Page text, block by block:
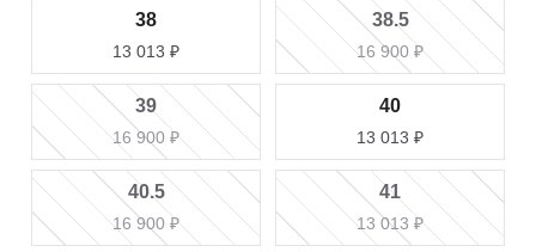
38
13 013 ₽
38.5
16 900 ₽
39
16 900 ₽
40
13 013 ₽
40.5
16 900 ₽
41
13 013 ₽